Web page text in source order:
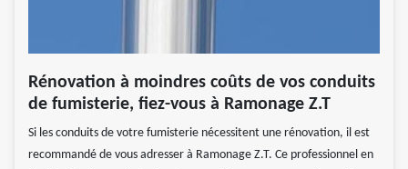
Rénovation à moindres coûts de vos conduits
de fumisterie, fiez-vous à Ramonage Z.T
Si les conduits de votre fumisterie nécessitent une rénovation, il est
recommandé de vous adresser à Ramonage Z.T. Ce professionnel en